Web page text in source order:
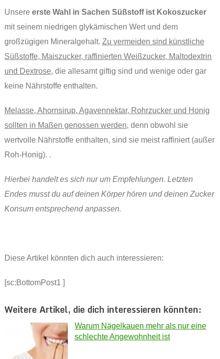
Unsere erste Wahl in Sachen Süßstoff ist Kokoszucker
mit seinem niedrigen glykämischen Wert und dem
großzügigen Mineralgehalt. Zu vermeiden sind künstliche
Süßstoffe, Maiszucker, raffinierten Weißzucker, Maltodextrin
und Dextrose, die allesamt giftig sind und wenige oder gar
keine Nährstoffe enthalten.
Melasse, Ahornsirup, Agavennektar, Rohrzucker und Honig
sollten in Maßen genossen werden, denn obwohl sie
wertvolle Nährstoffe enthalten, sind sie meist raffiniert (außer
Roh-Honig). .
Hierbei handelt es sich nur um Empfehlungen. Letzten
Endes musst du auf deinen Körper hören und deinen Zucker
Konsum entsprechend anpassen.
Diese Artikel könnten dich auch interessieren:
[sc:BottomPost1 ]
Weitere Artikel, die dich interessieren könnten:
Warum Nägelkauen mehr als nur eine
schlechte Angewohnheit ist